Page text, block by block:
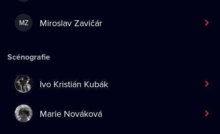
MZ Miroslav Zavičár
Scénografie
Ivo Kristián Kubák
Marie Nováková